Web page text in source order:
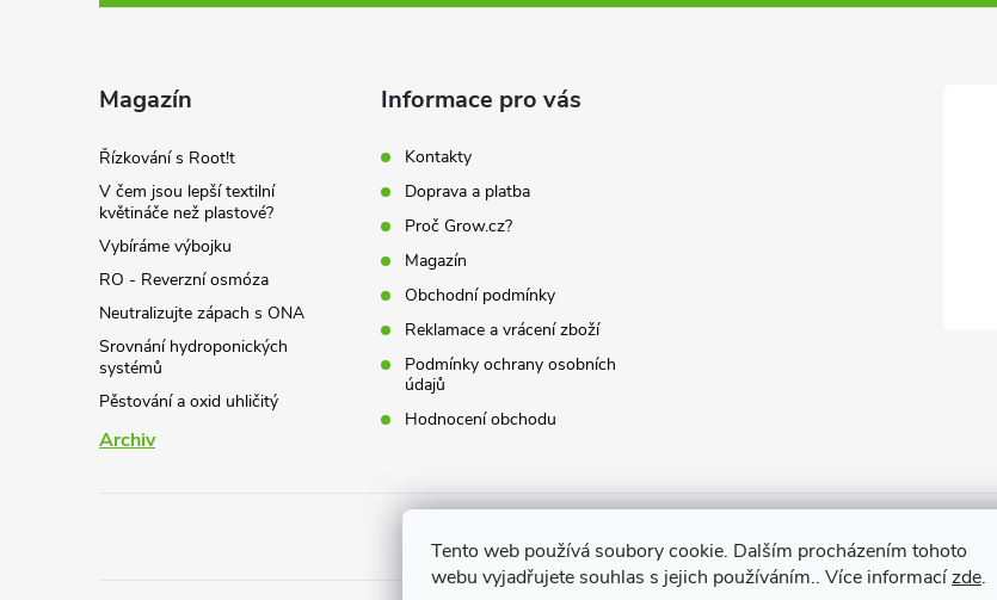
Tento web používá soubory cookie. Dalším procházením tohoto
webu vyjadřujete souhlas s jejich používáním.. Více informacízde.
Magazín
Řízkování s Root!t
V čem jsou lepší textilní
květináče než plastové?
Vybíráme výbojku
RO - Reverzní osmóza
Neutralizujte zápach s ONA
Srovnání hydroponických
systémů
Pěstování a oxid uhličitý
Archiv
Informace pro vás
Kontakty
Doprava a platba
Proč Grow.cz?
Magazín
Obchodní podmínky
Reklamace a vrácení zboží
Podmínky ochrany osobních
údajů
Hodnocení obchodu